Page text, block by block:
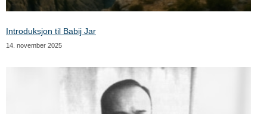
Introduksjon til Babij Jar
14. november 2025